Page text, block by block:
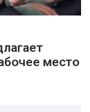
место